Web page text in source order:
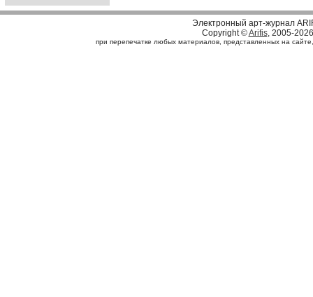
Электронный арт-журнал
Copyright ©Arifis, 2005-2026
при перепечатке любых материалов, представленных на